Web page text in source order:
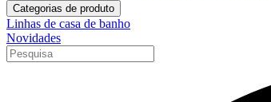
Categorias de produto
Linhas de casa de banho
Novidades